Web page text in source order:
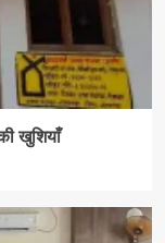
खुशियाँ